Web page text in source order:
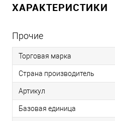
ХАРАКТЕРИСТИКИ
Прочие
Торговая марка
Страна производитель
Артикул
Базовая единица